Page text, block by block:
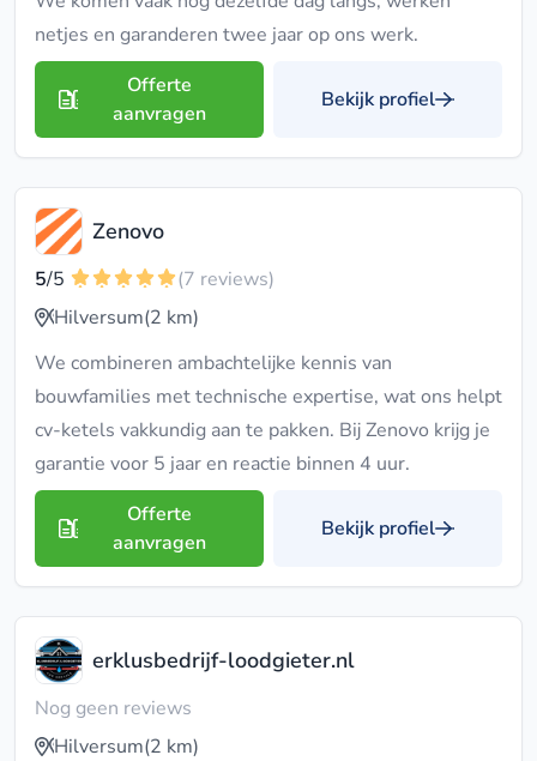
netjes en garanderen twee jaar op ons werk.
Offerte
aanvragen
Bekijk profiel
Zenovo
5/5
(7 reviews)
Hilversum(2 km)
We combineren ambachtelijke kennis van
bouwfamilies met technische expertise, wat ons helpt
cv-ketels vakkundig aan te pakken. Bij Zenovo krijg je
garantie voor 5 jaar en reactie binnen 4 uur.
Offerte
aanvragen
Bekijk profiel
erklusbedrijf-loodgieter.nl
Nog geen reviews
Hilversum(2 km)